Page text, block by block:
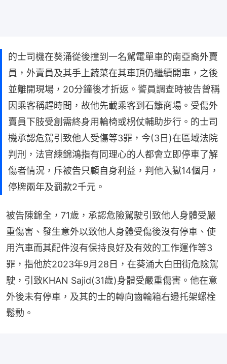
的士司機在葵涌從後撞到一名駕電單車的南亞裔外賣
員，外賣員及其手上蔬菜在其車頂仍繼續開車，之後
並離開現場，20分鐘後才折返。警員調查時被告曾稱
因乘客稱趕時間，故他先載乘客到石籬商場。受傷外
賣員下肢受創需終身用輪椅或枴仗輔助步行。的士司
機承認危駕引致他人受傷等3罪，今(3日)在區域法院
判刑，法官練錦鴻指有同理心的人都會立即停車了解
傷者情況，斥被告只顧自身利益，判他入獄14個月，
停牌兩年及罰款2千元。
被告陳錦全，71歲，承認危險駕駛引致他人身體受嚴
重傷害、發生意外以致他人身體受傷後沒有停車、使
用汽車而其配件沒有保持良好及有效的工作運作等3
罪，指他於2023年9月28日，在葵涌大白田街危險駕
駛，引致KHAN Sajid(31歲)身體受嚴重傷害。他在意
外後未有停車，及其的士的轉向齒輪箱右邊托架螺栓
鬆動。